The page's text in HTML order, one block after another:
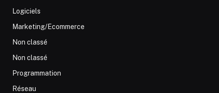
Logiciels
Marketing/Ecommerce
Non classé
Non classé
Programmation
Réseau